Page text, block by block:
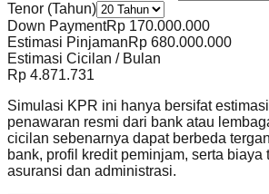
Tenor (Tahun)
Down PaymentRp 170.000.000
Estimasi PinjamanRp 680.000.000
Estimasi Cicilan / Bulan
Rp 4.871.731
Simulasi KPR ini hanya bersifat
penawaran resmi dari bank atau
cicilan sebenarnya dapat berbeda
bank, profil kredit peminjam, serta biaya
asuransi dan administrasi.